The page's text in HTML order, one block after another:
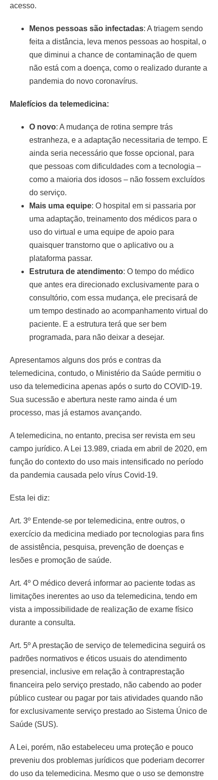
acesso.
Menos pessoas são infectadas: A triagem sendo
feita a distância, leva menos pessoas ao hospital, o
que diminui a chance de contaminação de quem
não está com a doença, como o realizado durante a
pandemia do novo coronavírus.
Malefícios da telemedicina:
O novo: A mudança de rotina sempre trás
estranheza, e a adaptação necessitaria de tempo. E
ainda seria necessário que fosse opcional, para
que pessoas com dificuldades com a tecnologia –
como a maioria dos idosos – não fossem excluídos
do serviço.
Mais uma equipe: O hospital em si passaria por
uma adaptação, treinamento dos médicos para o
uso do virtual e uma equipe de apoio para
quaisquer transtorno que o aplicativo ou a
plataforma passar.
Estrutura de atendimento: O tempo do médico
que antes era direcionado exclusivamente para o
consultório, com essa mudança, ele precisará de
um tempo destinado ao acompanhamento virtual do
paciente. E a estrutura terá que ser bem
programada, para não deixar a desejar.
Apresentamos alguns dos prós e contras da
telemedicina, contudo, o Ministério da Saúde permitiu o
uso da telemedicina apenas após o surto do COVID-19.
Sua sucessão e abertura neste ramo ainda é um
processo, mas já estamos avançando.
A telemedicina, no entanto, precisa ser revista em seu
campo jurídico. A Lei 13.989, criada em abril de 2020, em
função do contexto do uso mais intensificado no período
da pandemia causada pelo vírus Covid-19.
Esta lei diz:
Art. 3º Entende-se por telemedicina, entre outros, o
exercício da medicina mediado por tecnologias para fins
de assistência, pesquisa, prevenção de doenças e
lesões e promoção de saúde.
Art. 4º O médico deverá informar ao paciente todas as
limitações inerentes ao uso da telemedicina, tendo em
vista a impossibilidade de realização de exame físico
durante a consulta.
Art. 5º A prestação de serviço de telemedicina seguirá os
padrões normativos e éticos usuais do atendimento
presencial, inclusive em relação à contraprestação
financeira pelo serviço prestado, não cabendo ao poder
público custear ou pagar por tais atividades quando não
for exclusivamente serviço prestado ao Sistema Único de
Saúde (SUS).
A Lei, porém, não estabeleceu uma proteção e pouco
preveniu dos problemas jurídicos que poderiam decorrer
do uso da telemedicina. Mesmo que o uso se demonstre